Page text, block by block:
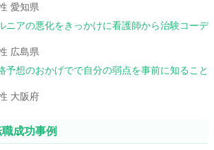
愛知県
ニアの悪化をきっかけに看護師から治験コーデ
広島県
予想のおかげでで自分の弱点を事前に知ること
大阪府
成功事例